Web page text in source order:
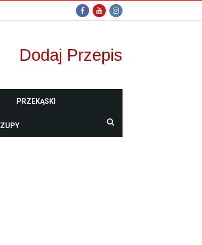
Dodaj Przepis
PRZEKĄSKI
ZUPY